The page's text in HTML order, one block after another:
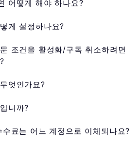
어떻게 해야 하나요?
게 설정하나요?
조건을 활성화/구독 취소하려면
엇인가요?
니까?
료는 어느 계정으로 이체되나요?